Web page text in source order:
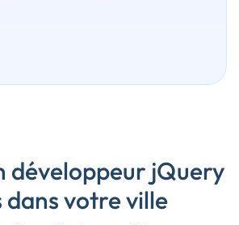
développeur jQuery
votre ville